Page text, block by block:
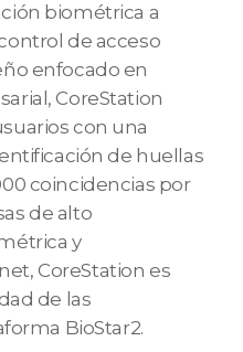
biométrica a
de acceso
enfocado en
CoreStation
con una
de huellas
coincidencias por
de alto
y
CoreStation es
de las
BioStar2.